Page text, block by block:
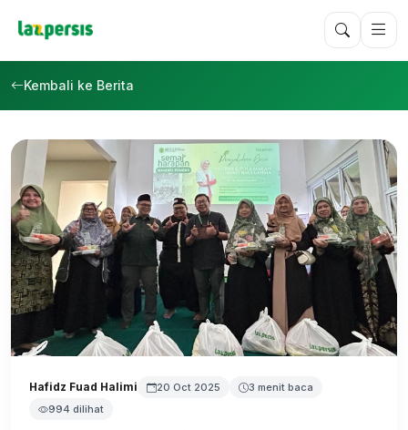
Kembali ke Berita
Hafidz Fuad Halimi 20 Oct 2025
3 menit baca
994 dilihat